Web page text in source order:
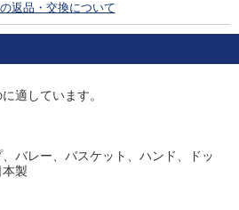
返品・交換について
適しています。
バレー、バスケット、ハンド、ドッ
製